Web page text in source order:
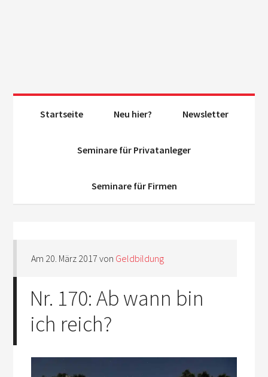
Startseite Neu hier? Newsletter
Seminare für Privatanleger
Seminare für Firmen
Am 20. März 2017 von Geldbildung
Nr. 170: Ab wann bin
ich reich?